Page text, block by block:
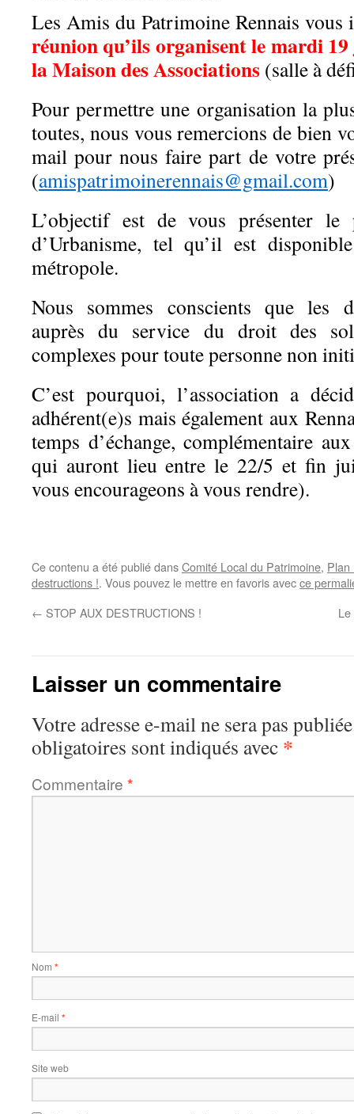
Les Amis du Patrimoine Rennais vous
réunion qu’ils organisent le mardi
la Maison des Associations (salle à
Pour permettre une organisation la
toutes, nous vous remercions de bien
mail pour nous faire part de votre
(amispatrimoinerennais@gmail.com)
L’objectif est de vous présenter
d’Urbanisme, tel qu’il est
métropole.
Nous sommes conscients que les
auprès du service du droit des
complexes pour toute personne non
C’est pourquoi, l’association a
adhérent(e)s mais également aux
temps d’échange, complémentaire
qui auront lieu entre le 22/5 et fin
vous encourageons à vous rendre).
Ce contenu a été publié dansComité Local du Patrimoine, Plan
destructions !. Vous pouvez le mettre en favoris avecce
← STOP AUX DESTRUCTIONS !
Laisser un commentaire
Votre adresse e-mail ne sera pas
obligatoires sont indiqués avec *
Commentaire *
Nom *
E-mail *
Site web